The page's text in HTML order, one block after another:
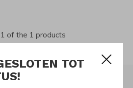
TOT
of the 1 products